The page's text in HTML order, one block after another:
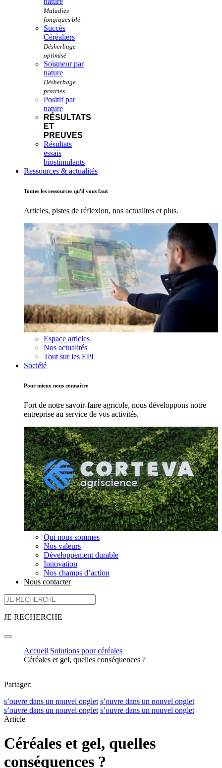
Succès
Céréaliers
Soigneur par
nature
Positif par
nature
RÉSULTATS
ET
PREUVES
Résultats
essais
biostimulants
Ressources & actualités
Toutes les ressources qu'il vous faut
Articles, pistes de réflexion, nos actualites et plus.
Espace articles
Nos actualités
Tout sur les EPI
Société
Pour mieux nous connaître
Fort de notre savoir-faire agricole, nous développons notre
entreprise au service de vos activités.
Qui nous sommes
Nos valeurs
Développement durable
Innovation
Nos champs d’action
Nous contacter
JE RECHERCHE
Accueil Solutions pour céréales
Céréales et gel, quelles conséquences ?
Partager:
s’ouvre dans un nouvel onglet s’ouvre dans un nouvel onglet
s’ouvre dans un nouvel onglet s’ouvre dans un nouvel onglet
Article
Céréales et gel, quelles
conséquences ?